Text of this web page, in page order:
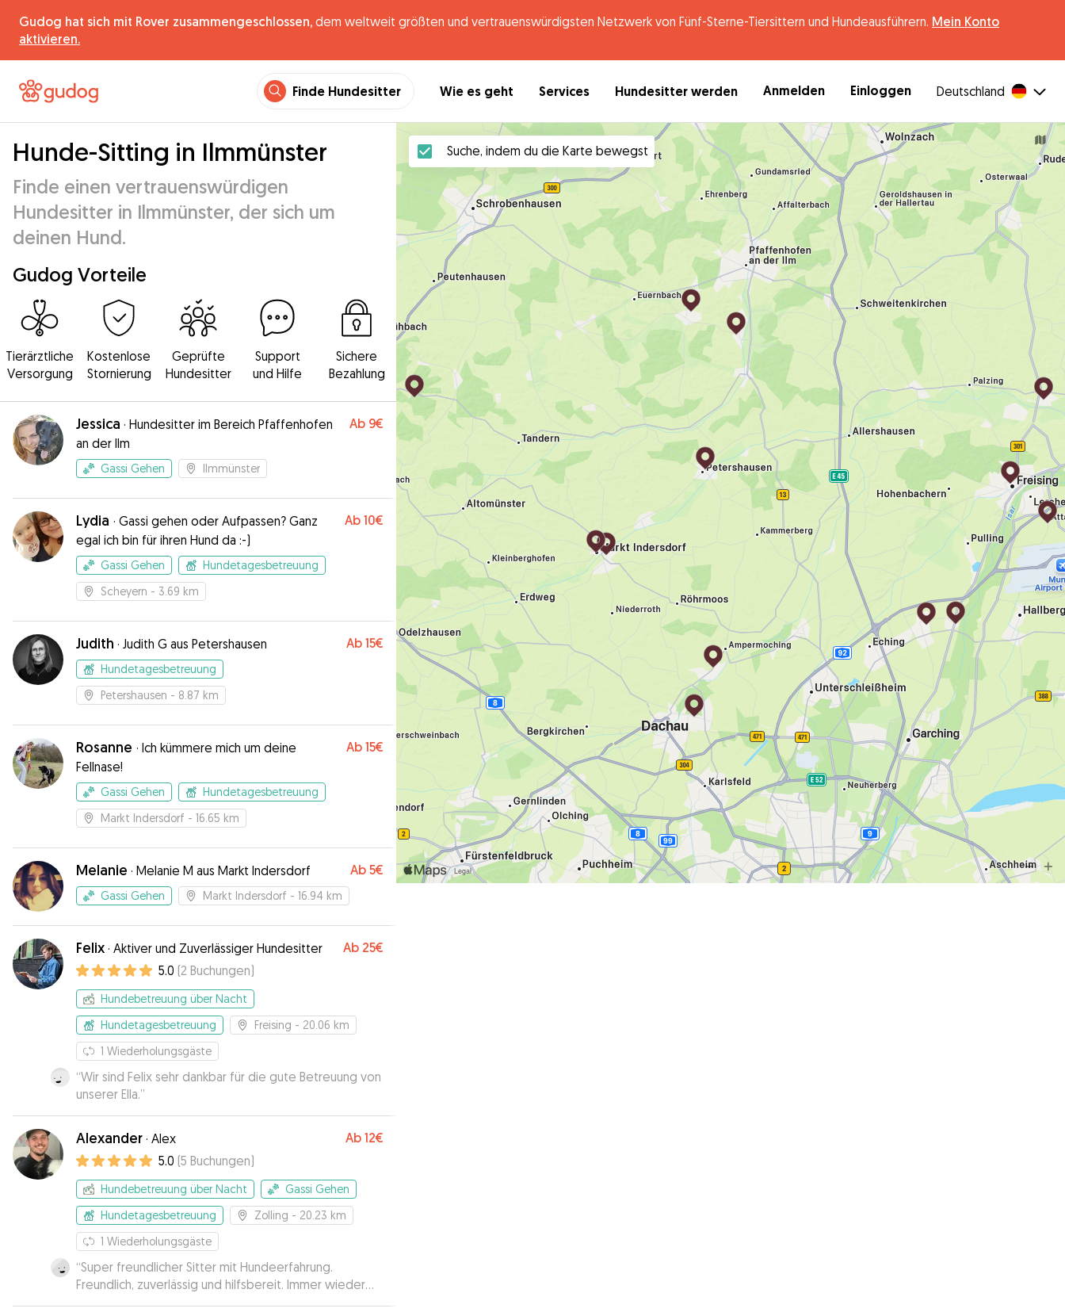
Gudog hat sich mit Rover zusammengeschlossen, dem weltweit größten und vertrauenswürdigsten Netzwerk von Fünf-Sterne-Tiersittern und Hundeausführern. Mein Konto
aktivieren.
Finde Hundesitter Wie es geht Services Hundesitter werden Anmelden Einloggen Deutschland
Hunde-Sitting in Ilmmünster
Finde einen vertrauenswürdigen
Hundesitter in Ilmmünster, der sich um
deinen Hund.
Gudog Vorteile
Tierärztliche
Versorgung
Kostenlose
Stornierung
Geprüfte
Hundesitter
Support
und Hilfe
Sichere
Bezahlung
Jessica · Hundesitter im Bereich Pfaffenhofen
an der Ilm
Ab 9€
Gassi Gehen Ilmmünster
Lydia · Gassi gehen oder Aufpassen? Ganz
egal ich bin für ihren Hund da :-)
Ab 10€
Gassi Gehen
Hundetagesbetreuung
Scheyern - 3.69 km
Judith · Judith G aus Petershausen Ab 15€
Hundetagesbetreuung
Petershausen - 8.87 km
Rosanne · Ich kümmere mich um deine
Fellnase!
Ab 15€
Gassi Gehen
Hundetagesbetreuung
Markt Indersdorf - 16.65 km
Melanie · Melanie M aus Markt Indersdorf Ab 5€
Gassi Gehen Markt Indersdorf - 16.94 km
Felix · Aktiver und Zuverlässiger Hundesitter Ab 25€
5.0 (2 Buchungen)
Hundebetreuung über Nacht
Hundetagesbetreuung
Freising - 20.06 km
1 Wiederholungsgäste
“Wir sind Felix sehr dankbar für die gute Betreuung von
unserer Ella.”
Alexander · Alex Ab 12€
5.0 (5 Buchungen)
Hundebetreuung über Nacht
Gassi Gehen
Hundetagesbetreuung
Zolling - 20.23 km
1 Wiederholungsgäste
“Super freundlicher Sitter mit Hundeerfahrung.
Freundlich, zuverlässig und hilfsbereit. Immer wieder
gerne!”
Suche, indem du die Karte bewegst